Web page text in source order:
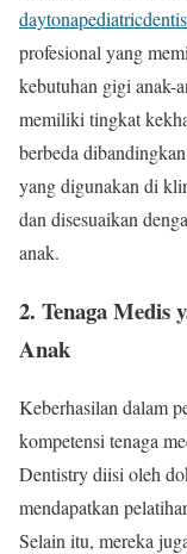
profesional yang
kebutuhan gigi anak-
memiliki tingkat
berbeda
yang digunakan di
dan disesuaikan
anak.
2. Tenaga Medis
Anak
Keberhasilan dalam
kompetensi tenaga
Dentistry diisi oleh
mendapatkan
Selain itu, mereka